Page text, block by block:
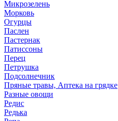
Микрозелень
Морковь
Огурцы
Паслен
Пастернак
Патиссоны
Перец
Петрушка
Подсолнечник
Пряные травы, Аптека на грядке
Разные овощи
Редис
Редька